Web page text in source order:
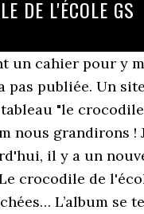
DE L'ÉCOLE GS
au cour de l'histoire. Les animaux de l’histoire sont la grenouille, le serpent, l’aigle, le varan, l’éléphant et le crocodile. Mais le riquiqui crocodile ne sait pas jouer et les enfants aident le crocodile à bien jouer. le crocodile de l'ecole Par maternelle.saintpierre le jeudi 17 septembre 2020, 14:24 - TPS-PS d'Isabelle Lacroix En classe, nous allons travailler à partir de l'album "Le crocodile de l'école" Nous sommes je le rappelle sur le thème de l’Afrique, j’ai commencé l’année avec l’album Zékéyé à l’école. Voir plus d'idées sur le thème crocodile, crocodile maternelle, art crocodile. Un élève un peu spécial arrive dans la classe. 15 avril 2018, par Julie Fouchard. L’occasion de mémoriser le refrain "run run as fast as you can, you can’t catch me I’m the gingerbread man".Cliquez ici pour l’histoire. Pâques Emotions De 12h15 à 13h, c'est le temps de la préparation (habillage, étalage de crème solaire, vérification des sacs. Contes « Le crocodile de l’école » – (MS/GS) – dans cette classe d’enfants arrive un élève crocodile ! Ok. Vous pouvez à tout moment vous désinscrire via le lien de désabonnement présent dans la … 3 + 1 + 5 = 9 ! Et petit à petit, il grandit. Un crocodile à l'école, Yves Pinguilly, Muriel Diallo, Planete Revee. Rien que les deux auteures m'assuraient d'un coup de cœur! - Milan jeunesse (sep 2018) Les crocodiles manifestent : ils ont assez du O dans leur nom et veulent le troquer contre un I. Mais les